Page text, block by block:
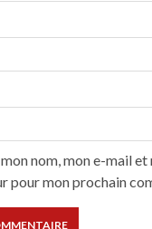
nom, mon e-mail et
pour mon prochain